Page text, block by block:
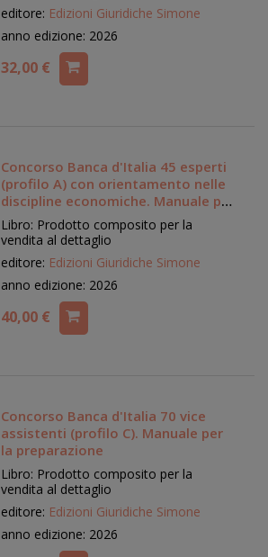
editore: Edizioni Giuridiche Simone
anno edizione: 2026
32,00 €
Concorso Banca d'Italia 45 esperti
(profilo A) con orientamento nelle
discipline economiche. Manuale per
la preparazione
Libro: Prodotto composito per la
vendita al dettaglio
editore: Edizioni Giuridiche Simone
anno edizione: 2026
40,00 €
Concorso Banca d'Italia 70 vice
assistenti (profilo C). Manuale per
la preparazione
Libro: Prodotto composito per la
vendita al dettaglio
editore: Edizioni Giuridiche Simone
anno edizione: 2026